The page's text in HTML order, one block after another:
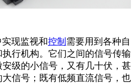
现监视和控制 需要用到各种自
执行机构。它们之间的信号传输
级的小信号，又有几十伏，甚
信号；既有低频直流信号，也